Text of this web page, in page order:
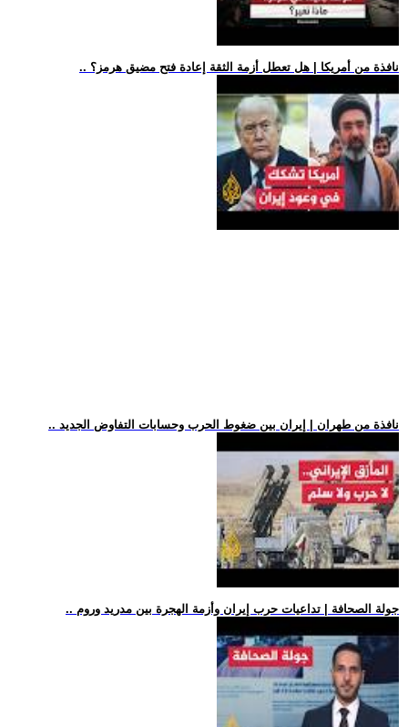
.. نافذة من أمريكا | هل تعطل أزمة الثقة إعادة فتح مضيق هرمز؟
.. نافذة من طهران | إيران بين ضغوط الحرب وحسابات التفاوض الجديد
.. جولة الصحافة | تداعيات حرب إيران وأزمة الهجرة بين مدريد وروم